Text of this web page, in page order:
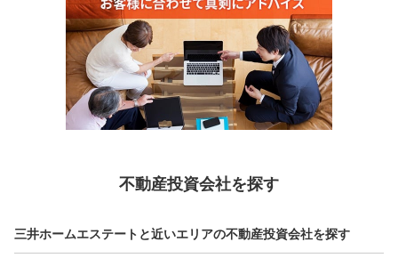
不動産投資会社を探す
三井ホームエステートと近いエリアの不動産投資会社を探す